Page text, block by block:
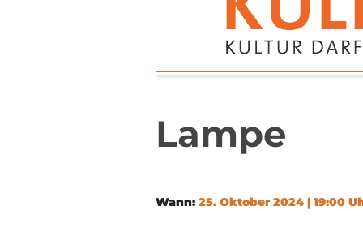
FREIEN EINTRITT
SHARED READING
REGELN FÜR KULTURPARKETT
Lampe
Wann: 25. Oktober 2024 | 19:00